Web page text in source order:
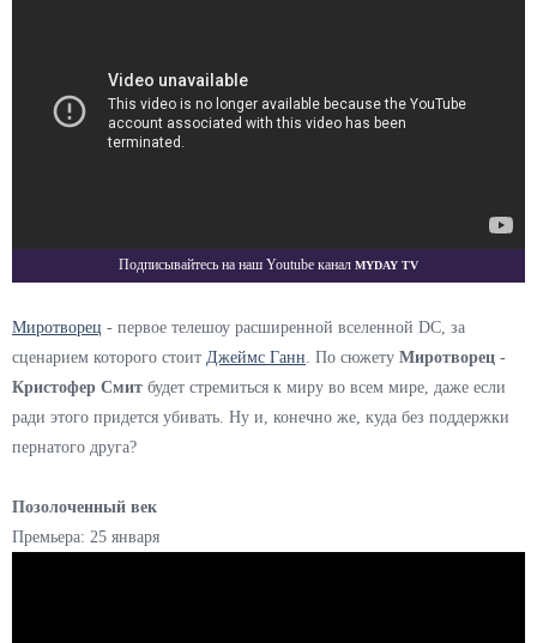
Подписывайтесь на наш Youtube канал Myday TV
Миротворец - первое телешоу расширенной вселенной DC, за
сценарием которого стоит Джеймс Ганн. По сюжету Миротворец -
Кристофер Смит будет стремиться к миру во всем мире, даже если
ради этого придется убивать. Ну и, конечно же, куда без поддержки
пернатого друга?
Позолоченный век
Премьера: 25 января